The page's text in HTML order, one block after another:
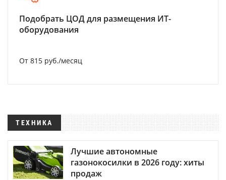
Подобрать ЦОД для размещения ИТ-
оборудования
От 815 руб./месяц
ТЕХНИКА
Лучшие автономные
газонокосилки в 2026 году: хиты
продаж